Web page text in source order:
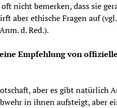
nicht bemerken, dass sie
aber ethische Fragen auf
d. Red.).
Empfehlung von
aber es gibt natürlich
in ihnen aufsteigt, aber